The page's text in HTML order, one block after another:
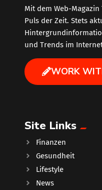
Mit dem Web-
Puls der Zeit. Stets
und Trends im
WORK
Site Links
Finanzen
Gesundheit
Lifestyle
News